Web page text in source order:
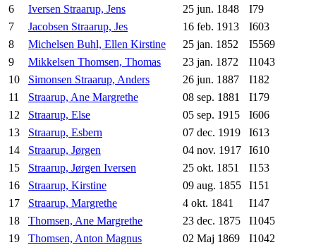
6
Iversen Straarup, Jens 25 jun. 1848
I79
7
Jacobsen Straarup, Jes 16 feb. 1913
I603
8
Michelsen Buhl, Ellen Kirstine 25 jan. 1852
I5569
9
Mikkelsen Thomsen, Thomas 23 jan. 1872
I1043
10
Simonsen Straarup, Anders 26 jun. 1887
I182
11
Straarup, Ane Margrethe 08 sep. 1881
I179
12
Straarup, Else 05 sep. 1915
I606
13
Straarup, Esbern 07 dec. 1919
I613
14
Straarup, Jørgen 04 nov. 1917
I610
15
Straarup, Jørgen Iversen 25 okt. 1851
I153
16
Straarup, Kirstine 09 aug. 1855
I151
17
Straarup, Margrethe 4 okt. 1841
I147
18
Thomsen, Ane Margrethe 23 dec. 1875
I1045
19
Thomsen, Anton Magnus 02 Maj 1869
I1042